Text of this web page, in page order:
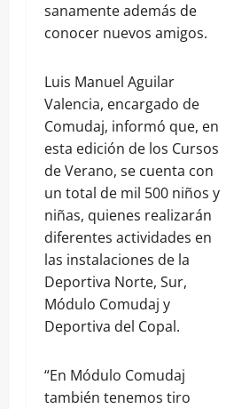
sanamente además de
conocer nuevos amigos.
Luis Manuel Aguilar
Valencia, encargado de
Comudaj, informó que, en
esta edición de los Cursos
de Verano, se cuenta con
un total de mil 500 niños y
niñas, quienes realizarán
diferentes actividades en
las instalaciones de la
Deportiva Norte, Sur,
Módulo Comudaj y
Deportiva del Copal.
“En Módulo Comudaj
también tenemos tiro